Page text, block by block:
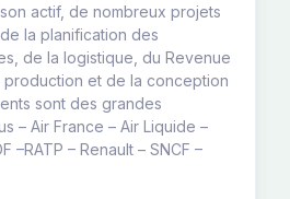
actif, de nombreux projets
la planification des
de la logistique, du Revenue
production et de la conception
sont des grandes
– Air France – Air Liquide –
–RATP – Renault – SNCF –